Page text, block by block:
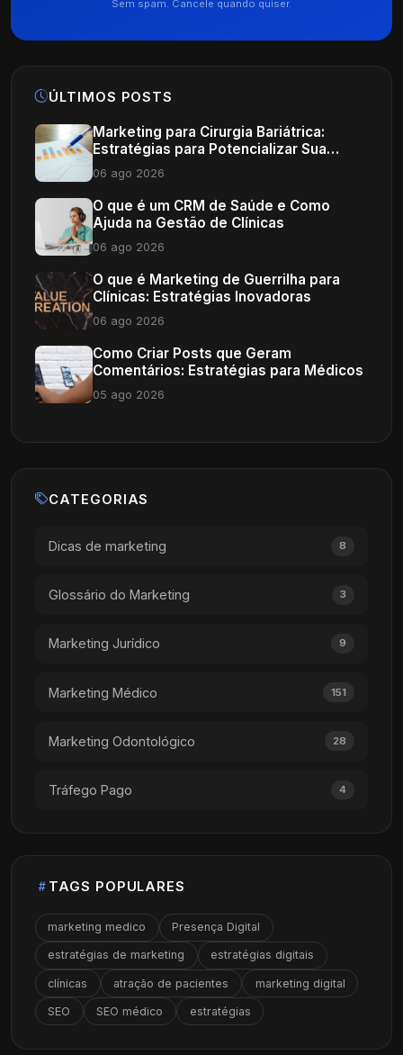
Sem spam. Cancele quando quiser.
ÚLTIMOS POSTS
Marketing para Cirurgia Bariátrica:
Estratégias para Potencializar Sua
Clínica
06 ago 2026
O que é um CRM de Saúde e Como
Ajuda na Gestão de Clínicas
06 ago 2026
O que é Marketing de Guerrilha para
Clínicas: Estratégias Inovadoras
06 ago 2026
Como Criar Posts que Geram
Comentários: Estratégias para Médicos
05 ago 2026
CATEGORIAS
Dicas de marketing 8
Glossário do Marketing 3
Marketing Jurídico 9
Marketing Médico 151
Marketing Odontológico 28
Tráfego Pago 4
TAGS POPULARES
marketing medico Presença Digital
estratégias de marketing estratégias digitais
clínicas atração de pacientes marketing digital
SEO SEO médico estratégias